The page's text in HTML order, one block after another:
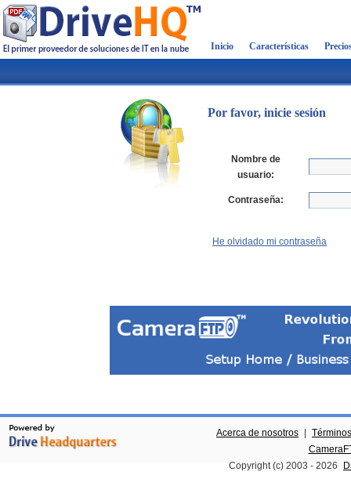
Inicio Características
Por favor, inicie sesión
Nombre de
usuario:
Contraseña:
He olvidado mi contraseña
Acerca de nosotros
Copyright (c) 2003 - 2026